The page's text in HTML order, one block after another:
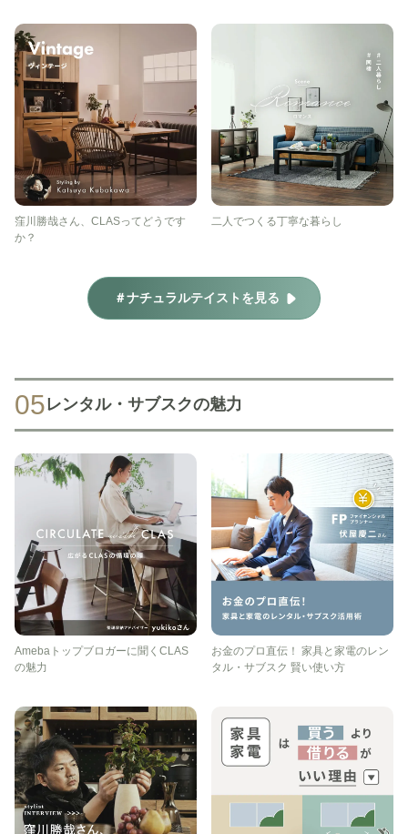
窪川勝哉さん、CLASってどうです
か？
二人でつくる丁寧な暮らし
＃ナチュラルテイストを見る
05レンタル・サブスクの魅力
Amebaトップブロガーに聞くCLAS
の魅力
お金のプロ直伝！ 家具と家電のレン
タル・サブスク 賢い使い方